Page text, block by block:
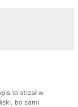
to strzał w
bo sami